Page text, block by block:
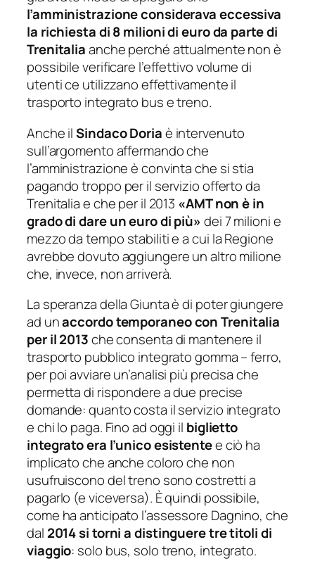
l’amministrazione considerava eccessiva
la richiesta di 8 milioni di euro da parte di
Trenitaliaanche perché attualmente non è
possibile verificare l’effettivo volume di
utenti ce utilizzano effettivamente il
trasporto integrato bus e treno.
Anche ilSindaco Doriaè intervenuto
sull’argomento affermando che
l’amministrazione è convinta che si stia
pagando troppo per il servizio offerto da
Trenitalia e che per il 2013 «AMT non è in
grado di dare un euro di più» dei 7 milioni e
mezzo da tempo stabiliti e a cui la Regione
avrebbe dovuto aggiungere un altro milione
che, invece, non arriverà.
La speranza della Giunta è di poter giungere
ad unaccordo temporaneo con Trenitalia
per il 2013che consenta di mantenere il
trasporto pubblico integrato gomma – ferro,
per poi avviare un’analisi più precisa che
permetta di rispondere a due precise
domande: quanto costa il servizio integrato
e chi lo paga. Fino ad oggi il biglietto
integrato era l’unico esistentee ciò ha
implicato che anche coloro che non
usufruiscono del treno sono costretti a
pagarlo (e viceversa). È quindi possibile,
come ha anticipato l’assessore Dagnino, che
dal 2014 si torni a distinguere tre titoli di
viaggio: solo bus, solo treno, integrato.